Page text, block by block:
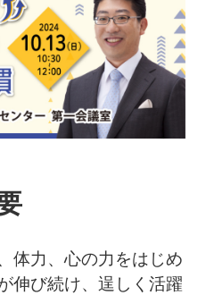
体力、心の力をはじめ
伸び続け、逞しく活躍